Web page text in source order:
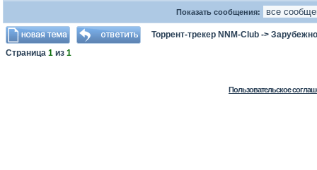
Показать сообщения:
Торрент-трекер NNM-Club ->
Страница 1 из 1
Пользовательское